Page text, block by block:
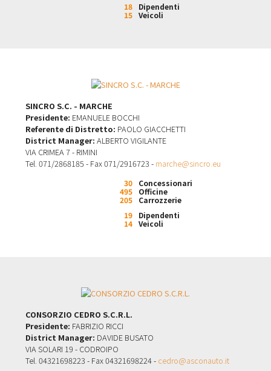
18
Dipendenti
15 Veicoli
SINCRO S.C. - MARCHE
Presidente: EMANUELE BOCCHI
Referente di Distretto: PAOLO GIACCHETTI
District Manager:ALBERTO VIGILANTE
VIA CRIMEA 7 - RIMINI
Tel. 071/2868185 - Fax 071/2916723 - marche@sincro.eu
30
Concessionari
495
Officine
205
Carrozzerie
19
Dipendenti
14 Veicoli
CONSORZIO CEDRO S.C.R.L.
Presidente: FABRIZIO RICCI
District Manager: DAVIDE BUSATO
VIA SOLARI 19 - CODROIPO
Tel. 04321698223 - Fax 04321698224 - cedro@asconauto.it